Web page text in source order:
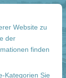
Website zu
der
finden
Kategorien Sie
Flüge